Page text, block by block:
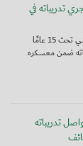
تحت15 يجري تدريباته في
أجرى المنتخب الوطني تحت 15 عامًا
ضمن معسكره
تحت17 يواصل تدريباته